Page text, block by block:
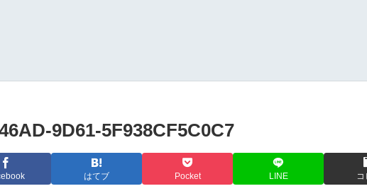
9D61-5F938CF5C0C7
はてブ Pocket LINE コ